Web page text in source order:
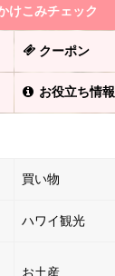
けこみチェック
クーポン
お役立ち情報
買い物
ハワイ観光
お土産